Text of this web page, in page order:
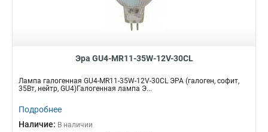
Эра GU4-MR11-35W-12V-30CL
Лампа галогенная GU4-MR11-35W-12V-30CL ЭРА (галоген, софит,
35Вт, нейтр, GU4)Галогенная лампа Э...
Подробнее
Наличие: В наличии